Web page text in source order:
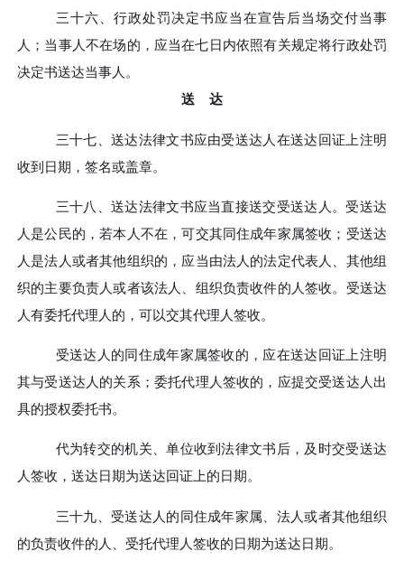
三十六、 行政处罚决定书应当在宣告后当场交付当事
人；当事人不在场的，应当在七日内依照有关规定将行政处罚
决定书送达当事人。
送
达
三十七、 送达法律文书应由受送达人在送达回证上注明
收到日期，签名或盖章。
三十八、 送达法律文书应当直接送交受送达人。受送达
人是公民的，若本人不在，可交其同住成年家属签收；受送达
人是法人或者其他组织的，应当由法人的法定代表人、其他组
织的主要负责人或者该法人、组织负责收件的人签收。受送达
人有委托代理人的，可以交其代理人签收。
受送达人的同住成年家属签收的，应在送达回证上注明
其与受送达人的关系；委托代理人签收的，应提交受送达人出
具的授权委托书。
代为转交的机关、单位收到法律文书后，及时交受送达
人签收，送达日期为送达回证上的日期。
三十九、 受送达人的同住成年家属、法人或者其他组织
的负责收件的人、受托代理人签收的日期为送达日期。